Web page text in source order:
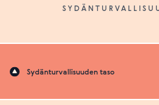
Sydänturvallisuuden taso